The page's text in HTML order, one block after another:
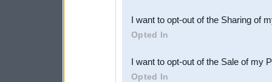
Downstream Participants
third parties.
I want to opt-out of the Sharing of
Opted In
I want to opt-out of the Sale of my
Opted In